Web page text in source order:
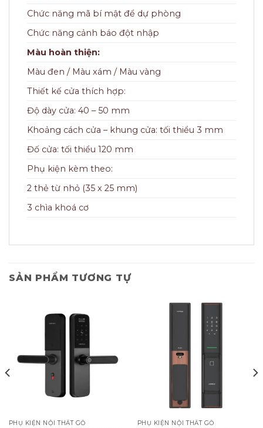
Chức năng mã bí mật để dự phòng
Chức năng cảnh báo đột nhập
Màu hoàn thiện:
Màu đen / Màu xám / Màu vàng
Thiết kế cửa thích hợp:
Độ dày cửa: 40 – 50 mm
Khoảng cách cửa – khung cửa: tối thiểu 3 mm
Đố cửa: tối thiểu 120 mm
Phụ kiện kèm theo:
2 thẻ từ nhỏ (35 x 25 mm)
3 chìa khoá cơ
SẢN PHẨM TƯƠNG TỰ
PHỤ KIỆN NỘI THẤT GỖ PHỤ KIỆN NỘI THẤT GỖ